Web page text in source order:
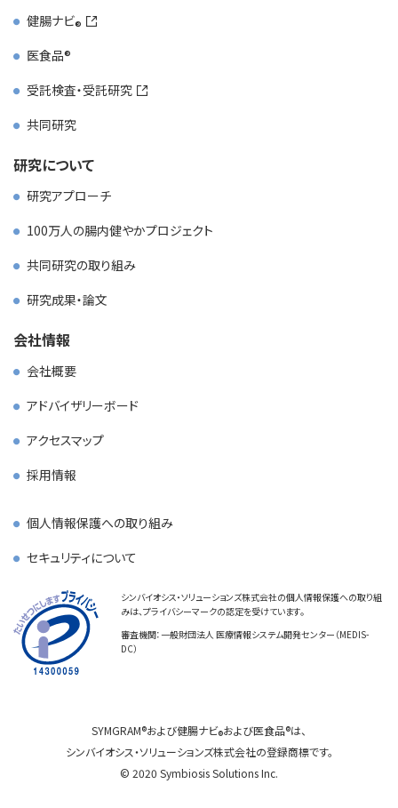
健腸ナビ
医食品
受託検査・受託研究
共同研究
研究について
研究アプローチ
100万人の腸内健やかプロジェクト
共同研究の取り組み
研究成果・論文
会社情報
会社概要
アドバイザリーボード
アクセスマップ
採用情報
個人情報保護への取り組み
セキュリティについて
シンバイオシス・ソリューションズ株式会社の個人情報保護への取り組
みは、プライバシーマークの認定を受けています。
審査機関：一般財団法人 医療情報システム開発センター（MEDIS-
DC）
SYMGRAM および健腸ナビ および医食品 は、
シンバイオシス・ソリューションズ株式会社の登録商標です。
© 2020 Symbiosis Solutions Inc.